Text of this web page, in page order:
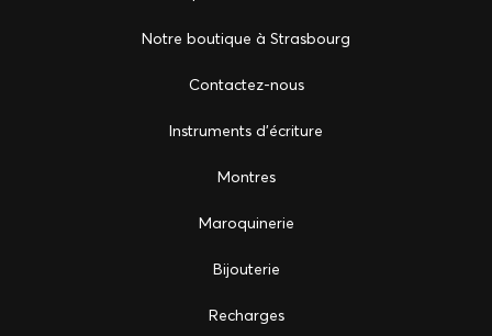
Notre boutique à Strasbourg
Сontactez-nous
Instruments d'écriture
Montres
Maroquinerie
Bijouterie
Recharges